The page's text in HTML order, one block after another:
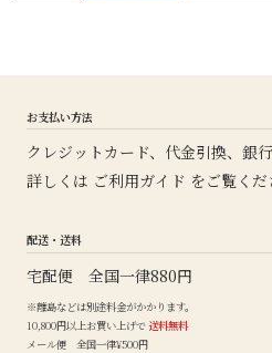
お支払い方法
クレジットカード、代金引換、銀
詳しくは ご利用ガイド をご覧くだ
配送・送料
宅配便 全国一律880円
※離島などは別途料金がかかります。
10,800円以上お買い上げで送料無料
メール便 全国一律¥500円